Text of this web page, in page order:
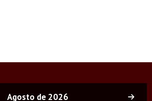
Agosto de 2026